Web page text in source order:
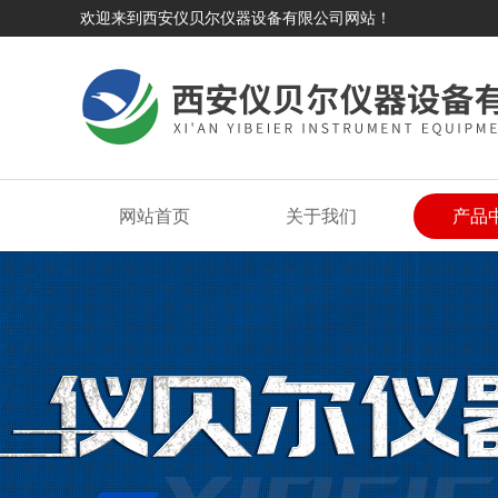
欢迎来到西安仪贝尔仪器设备有限公司网站！
网站首页 关于我们 产品